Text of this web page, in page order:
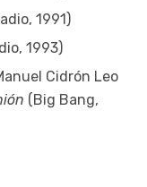
1991)
1993)
Cidrón Leo
(Big Bang,